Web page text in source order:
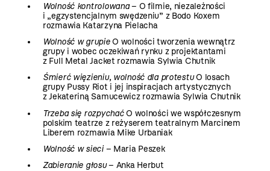
Wolność kontrolowana– O filmie, niezależności
i „egzystencjalnym swędzeniu” z Bodo Koxem
rozmawia Katarzyna Pielacha
Wolność w grupieO wolności tworzenia wewnątrz
grupy i wobec oczekiwań rynku z projektantami
z Full Metal Jacket rozmawia Sylwia Chutnik
Śmierć więzieniu, wolność dla protestuO losach
grupy Pussy Riot i jej inspiracjach artystycznych
z Jekateriną Samucewicz rozmawia Sylwia Chutnik
Trzeba się rozpychaćO wolności we współczesnym
polskim teatrze z reżyserem teatralnym Marcinem
Liberem rozmawia Mike Urbaniak
Wolność w sieci– Maria Peszek
Zabieranie głosu– Anka Herbut